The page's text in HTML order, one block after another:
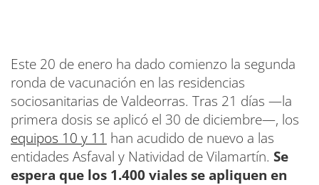
Este 20 de enero ha dado comienzo la segunda
ronda de vacunación en las residencias
sociosanitarias de Valdeorras. Tras 21 días —la
primera dosis se aplicó el 30 de diciembre—, los
equipos 10 y 11 han acudido de nuevo a las
entidades Asfaval y Natividad de Vilamartín. Se
espera que los 1.400 viales se apliquen en